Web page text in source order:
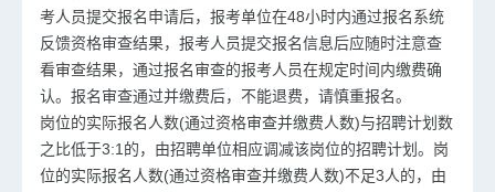
考人员提交报名申请后，报考单位在48小时内通过报名系统
反馈资格审查结果，报考人员提交报名信息后应随时注意查
看审查结果，通过报名审查的报考人员在规定时间内缴费确
认。报名审查通过并缴费后，不能退费，请慎重报名。
岗位的实际报名人数(通过资格审查并缴费人数)与招聘计划数
之比低于3:1的，由招聘单位相应调减该岗位的招聘计划。岗
位的实际报名人数(通过资格审查并缴费人数)不足3人的，由